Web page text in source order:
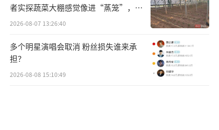
此事故中，驾驶员身亡，路人受伤，跑车
受损，后续赔偿如何进行？重庆百君律师事务
法律关系。
首先，针对被撞行人黄某的赔偿问题，张
者实探蔬菜大棚感觉像进“蒸笼”，有
村民称只能凌晨两点起来干活
2026-08-07 13:26:40
多个明星演唱会取消 粉丝损失谁来承
担？
2026-08-08 15:10:49